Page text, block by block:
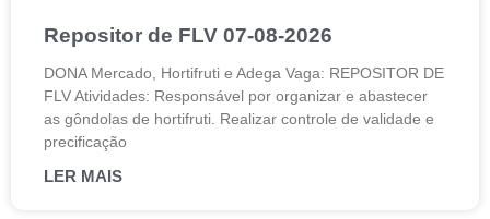
Repositor de FLV 07-08-2026
DONA Mercado, Hortifruti e Adega Vaga: REPOSITOR DE
FLV Atividades: Responsável por organizar e abastecer
as gôndolas de hortifruti. Realizar controle de validade e
precificação
LER MAIS